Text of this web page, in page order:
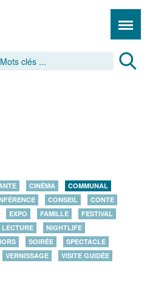
CINÉMA
COMMUNAL
CONSEIL
CONTE
EXPO FAMILLE
FESTIVAL
LECTURE
NIGHTLIFE
SOIRÉE
SPECTACLE
VERNISSAGE VISITE GUIDÉE